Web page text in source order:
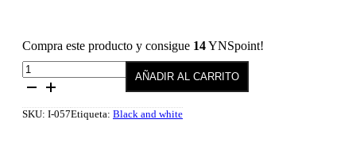
Compra este producto y consigue 14YNSpoint!
Esmalte
semipermanente
Nobility
AÑADIR AL CARRITO
SKU: I-057Etiqueta: Black and white